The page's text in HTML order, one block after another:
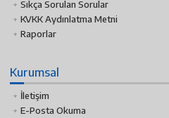
Sıkça Sorulan Sorular
KVKK Aydınlatma Metni
Raporlar
Kurumsal
İletişim
E-Posta Okuma